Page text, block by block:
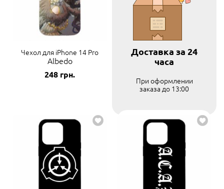
Чехол для iPhone 14 Pro
Albedo
248 грн.
Доставка за 24
часа
При оформлении
заказа до 13:00